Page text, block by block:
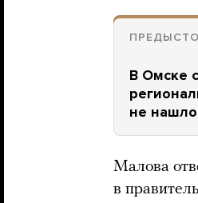
В Омске
не
Малова
в